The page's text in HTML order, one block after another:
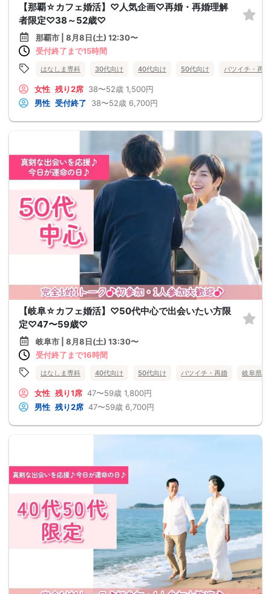
【那覇☆カフェ婚活】♡人気企画♡再婚・再婚理解
者限定♡38～52歳♡
那覇市 | 8月8日(土) 12:30〜
受付終了まで15時間
はなしま専科 30代向け 40代向け 50代向け バツイチ・再婚
女性 残り2席 38〜52歳 1,500円
男性 受付終了 38〜52歳 6,700円
【岐阜☆カフェ婚活】♡50代中心で出会いたい方限
定♡47〜59歳♡
岐阜市 | 8月8日(土) 13:30〜
受付終了まで16時間
はなしま専科 40代向け 50代向け バツイチ・再婚 岐阜県
女性 残り1席 47〜59歳 1,800円
男性 残り2席 47〜59歳 6,700円